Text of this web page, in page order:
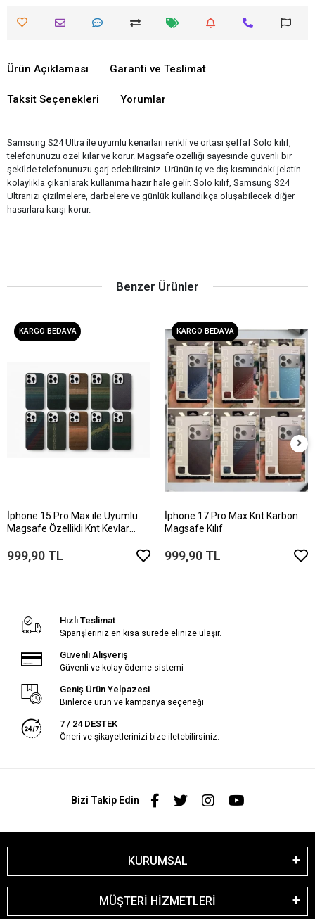
Ürün Açıklaması Garanti ve Teslimat
Taksit Seçenekleri Yorumlar
Samsung S24 Ultra ile uyumlu kenarları renkli ve ortası şeffaf Solo kılıf,
telefonunuzu özel kılar ve korur. Magsafe özelliği sayesinde güvenli bir
şekilde telefonunuzu şarj edebilirsiniz. Ürünün iç ve dış kısmındaki jelatin
kolaylıkla çıkarılarak kullanıma hazır hale gelir. Solo kılıf, Samsung S24
Ultranızı çizilmelere, darbelere ve günlük kullandıkça oluşabilecek diğer
hasarlara karşı korur.
Benzer Ürünler
KARGO BEDAVA
İphone 15 Pro Max ile Uyumlu
Magsafe Özellikli Knt Kevlar
999,90 TL
KARGO BEDAVA
İphone 17 Pro Max Knt Karbon
Magsafe Kılıf
999,90 TL
Hızlı Teslimat
Siparişleriniz en kısa sürede elinize ulaşır.
Güvenli Alışveriş
Güvenli ve kolay ödeme sistemi
Geniş Ürün Yelpazesi
Binlerce ürün ve kampanya seçeneği
7 / 24 DESTEK
Öneri ve şikayetlerinizi bize iletebilirsiniz.
Bizi Takip Edin
KURUMSAL
MÜŞTERİ HİZMETLERİ